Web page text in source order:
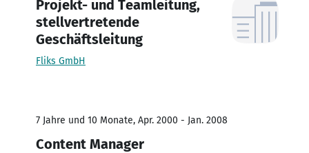
Projekt- und Teamleitung,
stellvertretende
Geschäftsleitung
Fliks GmbH
7 Jahre und 10 Monate, Apr. 2000 - Jan. 2008
Content Manager